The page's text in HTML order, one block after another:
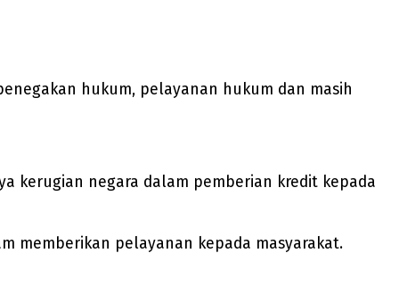
hukum, pelayanan hukum dan masih
kerugian negara dalam pemberian kredit kepada
memberikan pelayanan kepada masyarakat.